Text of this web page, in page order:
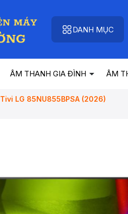
DANH MỤC
ÂM THANH GIA ĐÌNH ÂM
Tivi LG 85NU855BPSA (2026)